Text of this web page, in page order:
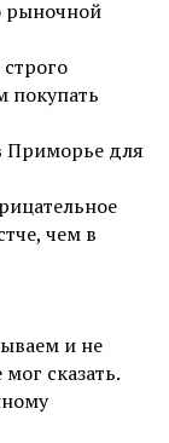
рыночной
покупать
для
чем в
и не
сказать.